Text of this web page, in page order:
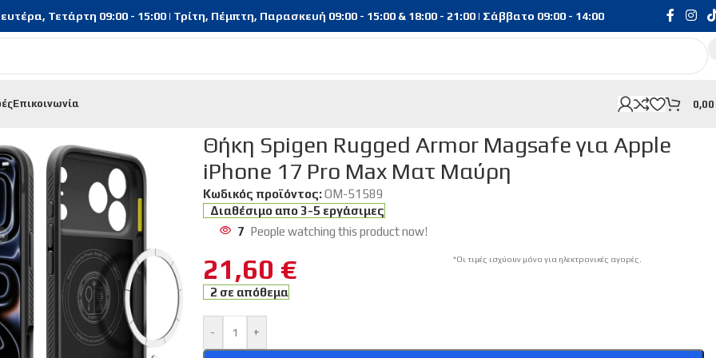
Τετάρτη 09:00 - 15:00 | Τρίτη, Πέμπτη, Παρασκευή 09:00 - 15:00 & 18:00 - 21:00 | Σάββατο 09:00 - 14:00
Επικοινωνία 0,00
Θήκη Spigen Rugged Armor Magsafe για Apple
iPhone 17 Pro Max Ματ Μαύρη
Κωδικός προϊόντος:OM-51589
Διαθέσιμο απο 3-5 εργάσιμες
7 People watching this product now!
21,60 € *Οι τιμές ισχύουν μόνο για ηλεκτρονικές αγορές.
2 σε απόθεμα
- +